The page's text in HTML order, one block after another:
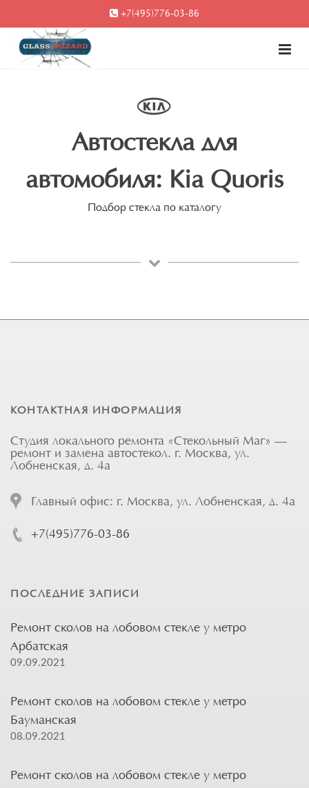
+7(495)776-03-86
Автостекла для
автомобиля: Kia Quoris
Подбор стекла по каталогу
КОНТАКТНАЯ ИНФОРМАЦИЯ
Студия локального ремонта «Стекольный Маг» —
ремонт и замена автостекол. г. Москва, ул.
Лобненская, д. 4а
Главный офис: г. Москва, ул. Лобненская, д. 4а
+7(495)776-03-86
ПОСЛЕДНИЕ ЗАПИСИ
Ремонт сколов на лобовом стекле у метро
Арбатская
09.09.2021
Ремонт сколов на лобовом стекле у метро
Бауманская
08.09.2021
Ремонт сколов на лобовом стекле у метро